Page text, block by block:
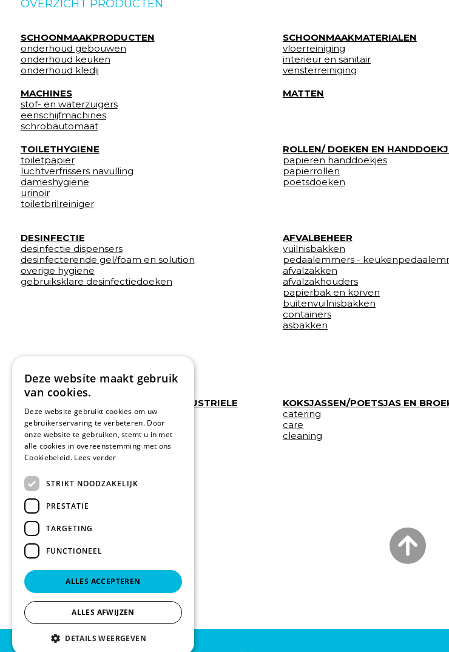
OVERZICHT PRODUCTEN
SCHOONMAAKPRODUCTEN
onderhoud gebouwen
onderhoud keuken
onderhoud kledij
SCHOONMAAKMATERIALEN
vloerreiniging
interieur en sanitair
vensterreiniging
MACHINES
stof- en waterzuigers
eenschijfmachines
schrobautomaat
MATTEN
TOILETHYGIENE
toiletpapier
luchtverfrissers navulling
dameshygiene
urinoir
toiletbrilreiniger
ROLLEN/ DOEKEN EN
papieren handdoekjes
papierrollen
poetsdoeken
DESINFECTIE
desinfectie dispensers
desinfecterende gel/foam en solution
overige hygiene
gebruiksklare desinfectiedoeken
AFVALBEHEER
vuilnisbakken
pedaalemmers -
afvalzakken
afvalzakhouders
papierbak en korven
buitenvuilnisbakken
containers
asbakken
WERKSCHOENEN + KLOMPEN + INDUSTRIELE
HANDSCHOENEN
werkschoenen safety jogger
klompen sanita
professional foot wear zorg
industriele handschoenen
KOKSJASSEN/POETSJAS EN
catering
care
cleaning
Deze website maakt gebruik
van cookies.
Deze website gebruikt cookies om uw
gebruikerservaring te verbeteren. Door
onze website te gebruiken, stemt u in met
alle cookies in overeenstemming met ons
Cookiebeleid. Lees verder
STRIKT NOODZAKELIJK
PRESTATIE
TARGETING
FUNCTIONEEL
ALLES ACCEPTEREN
ALLES AFWIJZEN
DETAILS WEERGEVEN